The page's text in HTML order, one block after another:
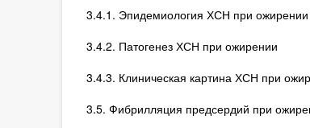
3.4.1. Эпидемиология ХСН при ожирении
3.4.2. Патогенез ХСН при ожирении
3.4.3. Клиническая картина ХСН при
3.5. Фибрилляция предсердий при